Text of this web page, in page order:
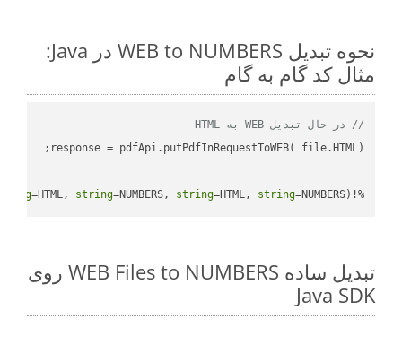
نحوه تبدیل WEB to NUMBERS در Java:
مثال کد گام به گام
// در حال تبدیل WEB به HTML
%!(EXTRA
=HTML, string=NUMBERS, string=HTML, string=NUMBERS)
تبدیل ساده WEB Files to NUMBERS روی
Java SDK